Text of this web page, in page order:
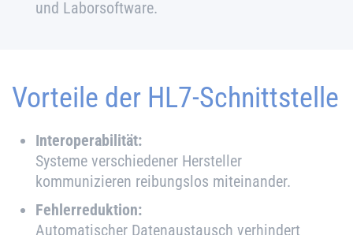
und Laborsoftware.
Vorteile der HL7-Schnittstelle
Interoperabilität:
Systeme verschiedener Hersteller
kommunizieren reibungslos miteinander.
Fehlerreduktion:
Automatischer Datenaustausch verhindert